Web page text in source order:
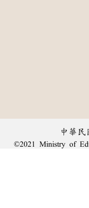
中華
©2021 Ministry of